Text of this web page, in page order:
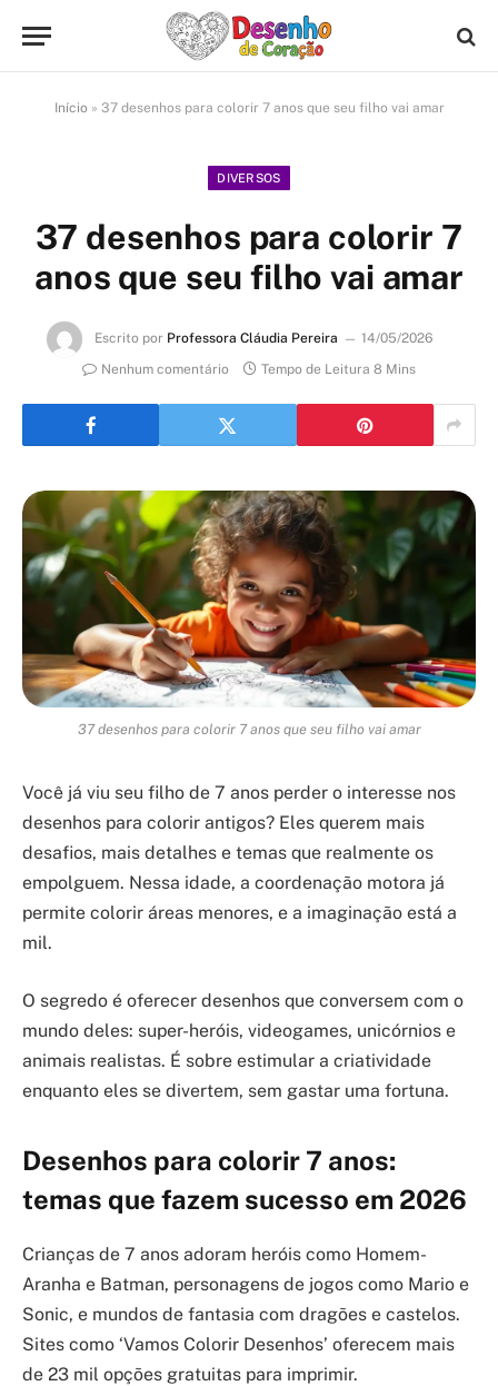
Início » 37 desenhos para colorir 7 anos que seu filho vai amar
DIVERSOS
37 desenhos para colorir 7
anos que seu filho vai amar
Escrito por Professora Cláudia Pereira
14/05/2026
Nenhum comentário
Tempo de Leitura 8 Mins
37 desenhos para colorir 7 anos que seu filho vai amar
Você já viu seu filho de 7 anos perder o interesse nos
desenhos para colorir antigos? Eles querem mais
desafios, mais detalhes e temas que realmente os
empolguem. Nessa idade, a coordenação motora já
permite colorir áreas menores, e a imaginação está a
mil.
O segredo é oferecer desenhos que conversem com o
mundo deles: super-heróis, videogames, unicórnios e
animais realistas. É sobre estimular a criatividade
enquanto eles se divertem, sem gastar uma fortuna.
Desenhos para colorir 7 anos:
temas que fazem sucesso em 2026
Crianças de 7 anos adoram heróis como Homem-
Aranha e Batman, personagens de jogos como Mario e
Sonic, e mundos de fantasia com dragões e castelos.
Sites como ‘Vamos Colorir Desenhos’ oferecem mais
de 23 mil opções gratuitas para imprimir.